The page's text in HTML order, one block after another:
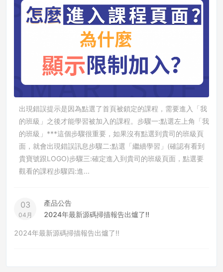
出現錯誤提示是因為點選了首頁被鎖定的課程，需要進入「我
的班級」之後才能學習被加入的課程。步驟一:點選左上角「我
的班級」***這個步驟很重要，如果沒有點選到貴司的班級頁
面，就會出現錯誤訊息步驟二:點選「繼續學習」(確認有看到
貴寶號跟LOGO)步驟三:確定進入到貴司的班級頁面，點選要
觀看的課程步驟四:進...
03
04月
產品公告
2024年最新源碼掃描報告出爐了!!
2024年最新源碼掃描報告出爐了!!